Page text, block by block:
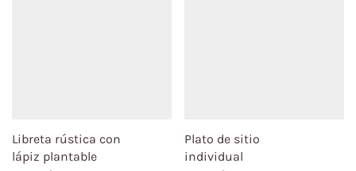
Libreta rústica con
lápiz plantable
Plato de sitio
individual